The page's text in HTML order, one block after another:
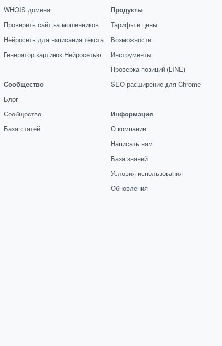
WHOIS домена
Проверить сайт на мошенников
Нейросеть для написания текста
Генератор картинок Нейросетью
Сообщество
Блог
Сообщество
База статей
Продукты
Тарифы и цены
Возможности
Инструменты
Проверка позиций (LINE)
SEO расширение для Chrome
Информация
О компании
Написать нам
База знаний
Условия использования
Обновления